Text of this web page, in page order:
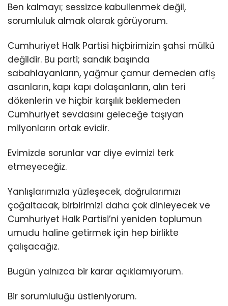
Ben kalmayı; sessizce kabullenmek değil,
sorumluluk almak olarak görüyorum.
Cumhuriyet Halk Partisi hiçbirimizin şahsi mülkü
değildir. Bu parti; sandık başında
sabahlayanların, yağmur çamur demeden afiş
asanların, kapı kapı dolaşanların, alın teri
dökenlerin ve hiçbir karşılık beklemeden
Cumhuriyet sevdasını geleceğe taşıyan
milyonların ortak evidir.
Evimizde sorunlar var diye evimizi terk
etmeyeceğiz.
Yanlışlarımızla yüzleşecek, doğrularımızı
çoğaltacak, birbirimizi daha çok dinleyecek ve
Cumhuriyet Halk Partisi’ni yeniden toplumun
umudu haline getirmek için hep birlikte
çalışacağız.
Bugün yalnızca bir karar açıklamıyorum.
Bir sorumluluğu üstleniyorum.